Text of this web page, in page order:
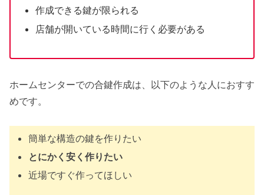
作成できる鍵が限られる
店舗が開いている時間に行く必要がある
ホームセンターでの合鍵作成は、以下のような人におすす
めです。
簡単な構造の鍵を作りたい
とにかく安く作りたい
近場ですぐ作ってほしい